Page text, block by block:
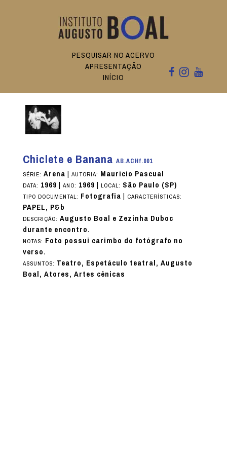
PESQUISAR NO ACERVO
APRESENTAÇÃO
INÍCIO
Chiclete e Banana AB.ACHf.001
SÉRIE: Arena| AUTORIA: Maurício Pascual
DATA: 1969| ANO: 1969| LOCAL: São Paulo (SP)
TIPO DOCUMENTAL: Fotografia| CARACTERÍSTICAS:
PAPEL, P&b
DESCRIÇÃO: Augusto Boal e Zezinha Duboc
durante encontro.
NOTAS: Foto possui carimbo do fotógrafo no
verso.
ASSUNTOS: Teatro, Espetáculo teatral, Augusto
Boal, Atores, Artes cênicas